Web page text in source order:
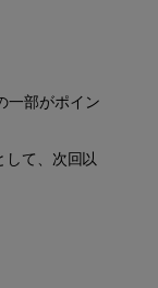
一部がポイン
して、次回以